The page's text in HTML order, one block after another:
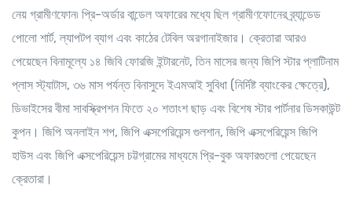
নেয় গ্রামীণফোন৷ প্রি-অর্ডার বান্ডেল অফারের মধ্যে ছিল গ্রামীণফোনের ব্র্যান্ডেড
পোলো শার্ট, ল্যাপটপ ব্যাগ এবং কাঠের টেবিল অরগানাইজার। ক্রেতারা আরও
পেয়েছেন বিনামূল্যে ১৪ জিবি ফোরজি ইন্টারনেট, তিন মাসের জন্য জিপি স্টার প্লাটিনাম
প্লাস স্ট্যাটাস, ৩৬ মাস পর্যন্ত বিনাসুদে ইএমআই সুবিধা (নির্দিষ্ট ব্যাংকের ক্ষেত্রে),
ডিভাইসের বীমা সাবস্ক্রিপশন ফিতে ২০ শতাংশ ছাড় এবং বিশেষ স্টার পার্টনার ডিসকাউন্ট
কুপন। জিপি অনলাইন শপ, জিপি এক্সপেরিয়েন্স গুলশান, জিপি এক্সপেরিয়েন্স জিপি
হাউস এবং জিপি এক্সপেরিয়েন্স চট্টগ্রামের মাধ্যমে প্রি-বুক অফারগুলো পেয়েছেন
ক্রেতারা।